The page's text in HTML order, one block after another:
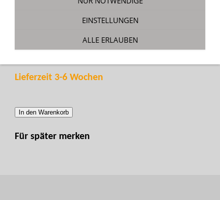
159,00 €
Inkl. 19 % USt. zzgl.Versand
Lieferzeit 3-6 Wochen
In den Warenkorb
Für später merken
EINSTELLUNGEN
ALLE ERLAUBEN